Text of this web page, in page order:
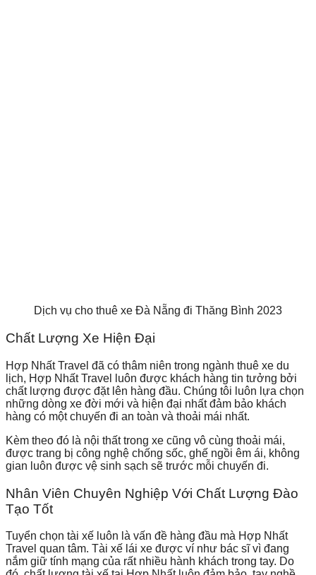
Dịch vụ cho thuê xe Đà Nẵng đi Thăng Bình 2023
Chất Lượng Xe Hiện Đại
Hợp Nhất Travel đã có thâm niên trong ngành thuê xe du
lịch, Hợp Nhất Travel luôn được khách hàng tin tưởng bởi
chất lượng được đặt lên hàng đầu. Chúng tôi luôn lựa chọn
những dòng xe đời mới và hiện đại nhất đảm bảo khách
hàng có một chuyến đi an toàn và thoải mái nhất.
Kèm theo đó là nội thất trong xe cũng vô cùng thoải mái,
được trang bị công nghệ chống sốc, ghế ngồi êm ái, không
gian luôn được vệ sinh sạch sẽ trước mỗi chuyến đi.
Nhân Viên Chuyên Nghiệp Với Chất Lượng Đào
Tạo Tốt
Tuyển chọn tài xế luôn là vấn đề hàng đầu mà Hợp Nhất
Travel quan tâm. Tài xế lái xe được ví như bác sĩ vì đang
nắm giữ tính mạng của rất nhiều hành khách trong tay. Do